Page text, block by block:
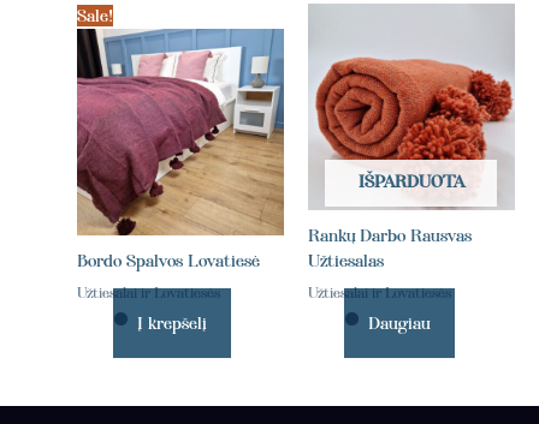
Sale!
Bordo Spalvos Lovatiesė
Užtiesalai ir Lovatiesės
Į krepšelį
IŠPARDUOTA
Rankų Darbo Rausvas
Užtiesalas
Užtiesalai ir Lovatiesės
Daugiau